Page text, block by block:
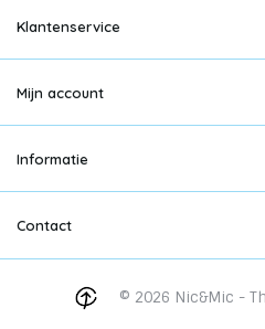
Klantenservice
Mijn account
Informatie
Contact
© 2026 Nic&Mic -